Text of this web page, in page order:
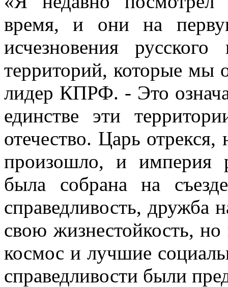
время, и они на
исчезновения
территорий, которые мы
лидер КПРФ. - Это
единстве эти
отечество. Царь
произошло, и империя
была собрана на
справедливость, дружба
свою жизнестойкость,
космос и лучшие
справедливости были